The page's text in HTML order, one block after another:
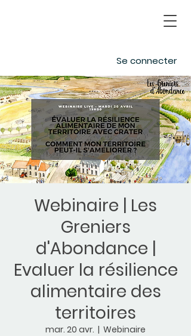
Se connecter
Webinaire | Les
Greniers
d'Abondance |
Evaluer la résilience
alimentaire des
territoires
mar. 20 avr.
  |
Webinaire